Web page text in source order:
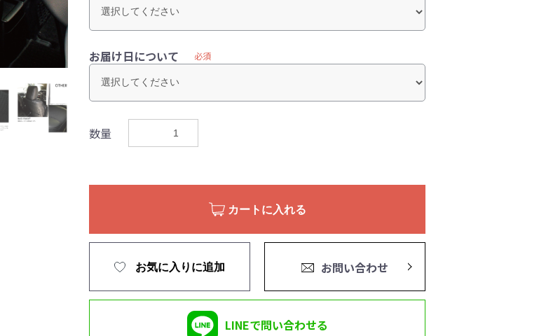
お届け日について 必須
数量
カートに入れる
お気に入りに追加 お問い合わせ
LINEで問い合わせる